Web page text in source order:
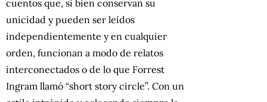
cuentos que, si bien conservan su
unicidad y pueden ser leídos
independientemente y en cualquier
orden, funcionan a modo de relatos
interconectados o de lo que Forrest
Ingram llamó “short story circle”. Con un